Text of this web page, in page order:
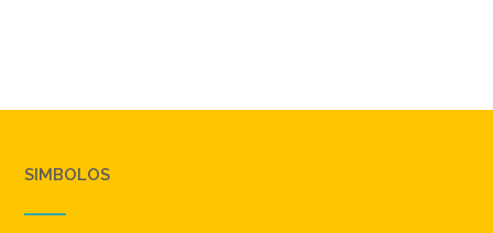
SIMBOLOS